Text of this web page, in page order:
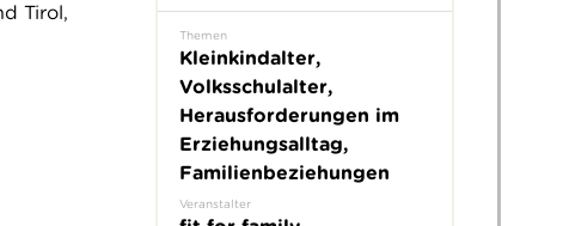
Tirol,
Themen
Kleinkindalter,
Volksschulalter,
Herausforderungen im
Erziehungsalltag,
Familienbeziehungen
Veranstalter